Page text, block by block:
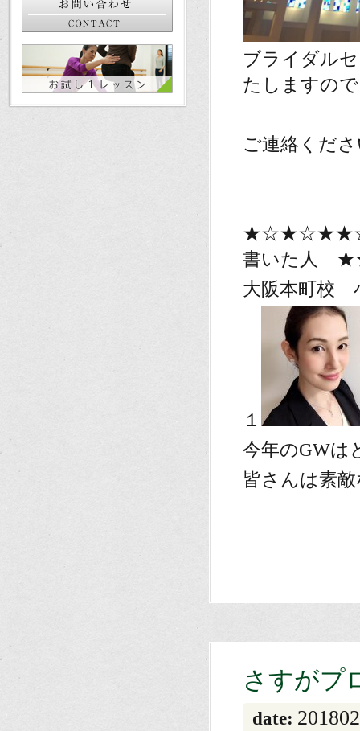
ブライダル
たしますので
ご連絡くだ
書いた
大阪本町校
１
今年のGWは
皆さんは素
さすがプ
date: